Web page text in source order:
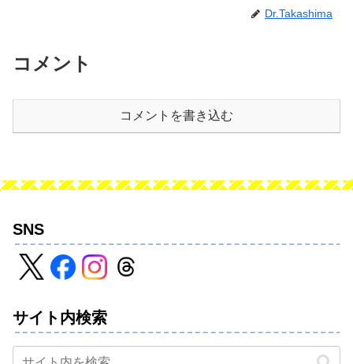
Dr.Takashima
コメント
コメントを書き込む
SNS
サイト内検索